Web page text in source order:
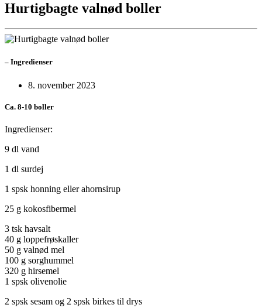
Hurtigbagte valnød boller
– Ingredienser
8. november 2023
Ca. 8-10 boller
Ingredienser:
9 dl vand
1 dl surdej
1 spsk honning eller ahornsirup
25 g kokosfibermel
3 tsk havsalt
40 g loppefrøskaller
50 g valnød mel
100 g sorghummel
320 g hirsemel
1 spsk olivenolie
2 spsk sesam og 2 spsk birkes til drys